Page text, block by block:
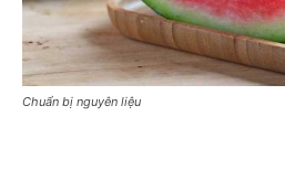
Chuẩn bị nguyên liệu